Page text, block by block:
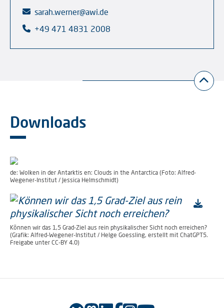
sarah.werner@awi.de
+49 471 4831 2008
Downloads
de: Wolken in der Antarktis en: Clouds in the Antarctica (Foto: Alfred-
Wegener-Institut / Jessica Helmschmidt)
Können wir das 1,5 Grad-Ziel aus rein physikalischer Sicht noch erreichen?
(Grafik: Alfred-Wegener-Institut / Helge Goessling, erstellt mit ChatGPT5.
Freigabe unter CC-BY 4.0)